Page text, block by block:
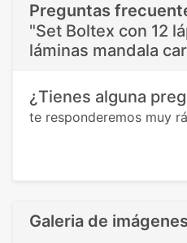
Preguntas
"Set Boltex con 12
láminas mandala
¿Tienes alguna
te responderemos muy
Galeria de imágenes